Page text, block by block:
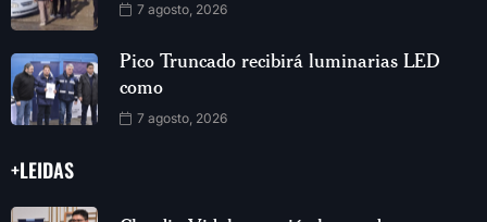
7 agosto, 2026
Pico Truncado recibirá luminarias LED
como
7 agosto, 2026
+LEIDAS